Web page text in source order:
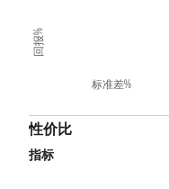
标准差%
回报%
性价比
指标